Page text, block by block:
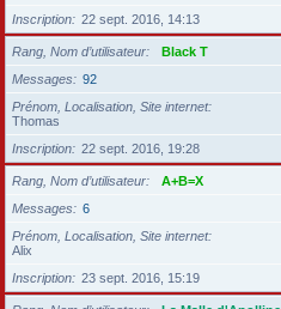
Inscription
22 sept. 2016, 14:13
Rang, Nom d’utilisateur
Black T
Messages
92
Prénom, Localisation, Site internet
Thomas
Inscription
22 sept. 2016, 19:28
Rang, Nom d’utilisateur
A+B=X
Messages
6
Prénom, Localisation, Site internet
Alix
Inscription
23 sept. 2016, 15:19